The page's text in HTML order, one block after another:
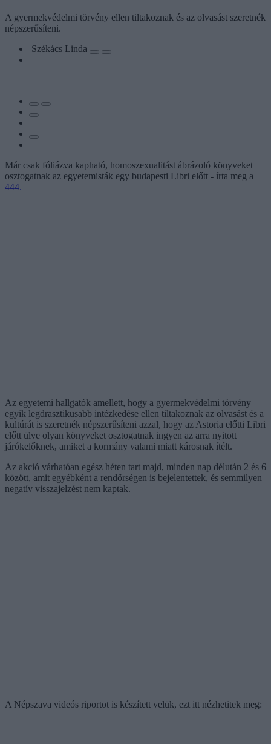
A gyermekvédelmi törvény ellen tiltakoznak és az olvasást szeretnék
népszerűsíteni.
Székács Linda
Már csak fóliázva kapható, homoszexualitást ábrázoló könyveket
osztogatnak az egyetemisták egy budapesti Libri előtt - írta meg a
444.
Az egyetemi hallgatók amellett, hogy a gyermekvédelmi törvény
egyik legdrasztikusabb intézkedése ellen tiltakoznak az olvasást és a
kultúrát is szeretnék népszerűsíteni azzal, hogy az Astoria előtti Libri
előtt ülve olyan könyveket osztogatnak ingyen az arra nyitott
járókelőknek, amiket a kormány valami miatt károsnak ítélt.
Az akció várhatóan egész héten tart majd, minden nap délután 2 és 6
között, amit egyébként a rendőrségen is bejelentettek, és semmilyen
negatív visszajelzést nem kaptak.
A Népszava videós riportot is készített velük, ezt itt nézhetitek meg: